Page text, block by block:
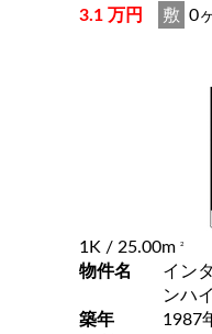
3.1 万円 敷 0
1K / 25.00m 2
物件名
イン
ンハ
築年
1987